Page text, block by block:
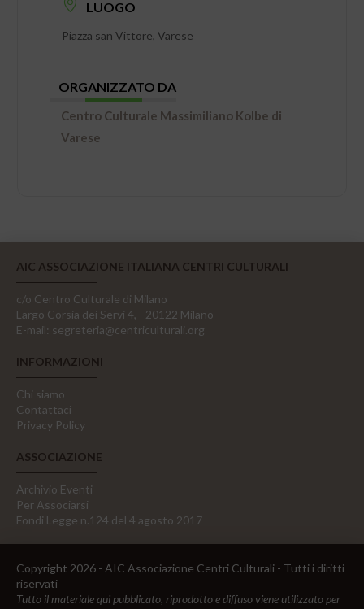
LUOGO
Piazza san Vittore, Varese
ORGANIZZATO DA
Centro Culturale Massimiliano Kolbe di
Varese
AIC ASSOCIAZIONE ITALIANA CENTRI CULTURALI
c/o Centro Culturale di Milano
Largo Corsia dei Servi 4, - 20122 Milano
E-mail: segreteria@centriculturali.org
INFORMAZIONI
Chi siamo
Contattaci
Privacy Policy
ASSOCIAZIONE
Archivio Eventi
Per Associarsi
Fondi Legge n.124 del 4 agosto 2017
Copyright 2026 - AIC Associazione Centri Culturali - Tutti i diritti
riservati
Tutto il materiale qui pubblicato, riprodotto e diffuso viene utilizzato per